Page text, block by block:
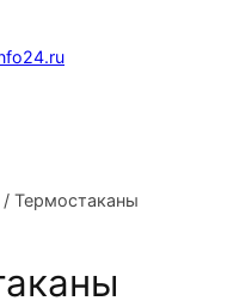
/ Термостаканы